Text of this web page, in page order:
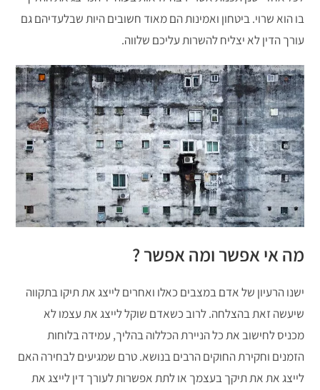
בו הוא שרוי. ביטחון ואמינות הם מאוד חשובים היות שבלעדיהם גם
עורך הדין לא יצליח להשרות עליכם שלווה.
מה אי אפשר ומה אפשר ?
ישנו הרעיון של אדם במצבים כאלו ואחרים לייצג את תיקו בתקווה
שיעשה זאת בהצלחה. לרוב כשאדם שוקל לייצג את עצמו לא
מכניס לחישוב את כל הניירת הכללוה בהליך, עמידה בלוחות
הזמנים וחקירת החוקים הרבים בנושא. טרם שמגיעים לבחירה האם
לייצג את את תיקך בעצמך או לתת אפשרות לעורך דין לייצג את